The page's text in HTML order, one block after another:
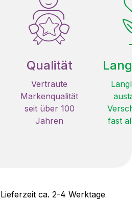
Qualität
Vertraute
Markenqualität
seit über 100
Jahren
fast
ca. 2-4 Werktage